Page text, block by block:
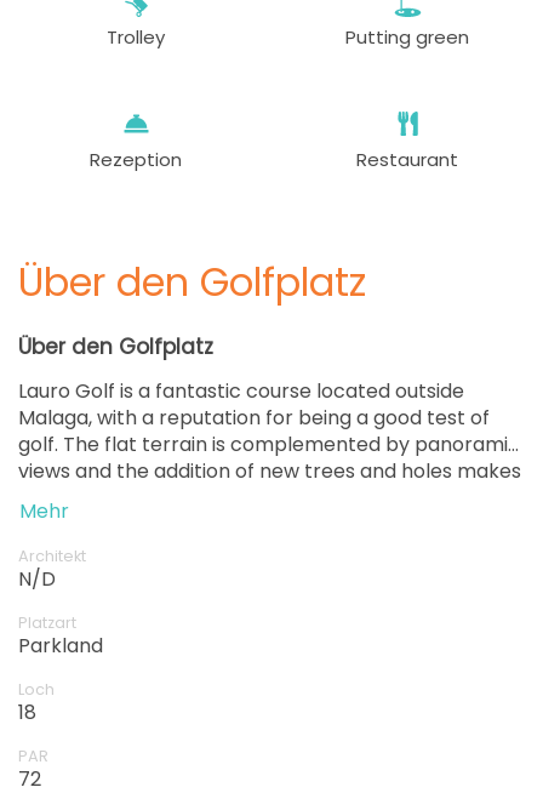
Trolley Putting green
Rezeption Restaurant
Über den Golfplatz
Über den Golfplatz
Lauro Golf is a fantastic course located outside
Malaga, with a reputation for being a good test of
golf. The flat terrain is complemented by panoramic
views and the addition of new trees and holes makes
for different combinations. The course facilities are
excellent and the unlimited play prices are
reasonable. The friendly atmosphere is enhanced by
the presence of citrus trees, and the surrounding
or a beginner, you're sure to have a great time at
Lauro Golf in Alhaurín de la Torre.
Mehr
Architekt
N/D
Platzart
Parkland
Loch
18
PAR
72